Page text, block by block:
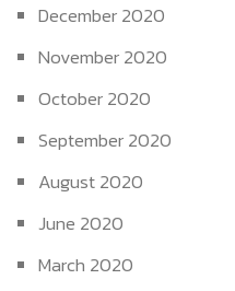
December 2020
November 2020
October 2020
September 2020
August 2020
June 2020
March 2020